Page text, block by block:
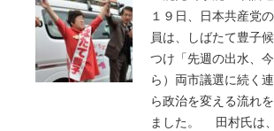
１９日、日本共産党
員は、しばたて豊子
つけ「先週の出水、
ら）両市議選に続く
ら政治を変える流れ
ました。 田村氏は